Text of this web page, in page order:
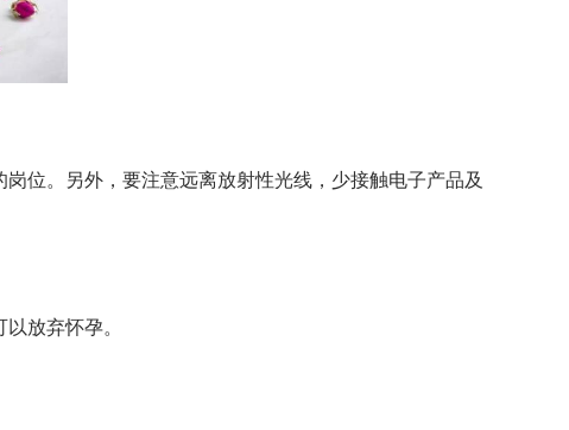
位。另外，要注意远离放射性光线，少接触电子产品及
放弃怀孕。